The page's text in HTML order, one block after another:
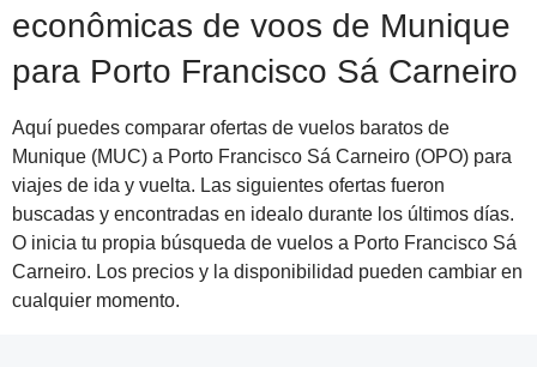
econômicas de voos de Munique
para Porto Francisco Sá Carneiro
Aquí puedes comparar ofertas de vuelos baratos de
Munique (MUC) a Porto Francisco Sá Carneiro (OPO) para
viajes de ida y vuelta. Las siguientes ofertas fueron
buscadas y encontradas en idealo durante los últimos días.
O inicia tu propia búsqueda de vuelos a Porto Francisco Sá
Carneiro. Los precios y la disponibilidad pueden cambiar en
cualquier momento.